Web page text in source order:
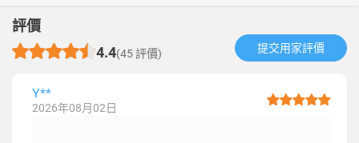
評價
4.4(45 評價) 提交用家評價​
Y**
2026年08月02日